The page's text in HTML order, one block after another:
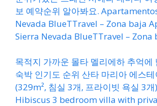
보 예약순위 알아봐요.
Nevada BlueTTravel – Zona baja
Sierra Nevada BlueTTravel – Zona
목적지 가까운 몰타 멜리에하 추억에
숙박 인기도 순위 산타 마리아 에스
(329m², 침실 3개, 프라이빗 욕실 3
Hibiscus 3 bedroom villa with